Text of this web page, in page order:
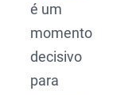
é um
momento
decisivo
para